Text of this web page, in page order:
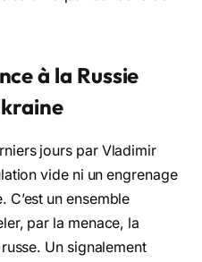
à la Russie
jours par Vladimir
vide ni un engrenage
C’est un ensemble
par la menace, la
Un signalement